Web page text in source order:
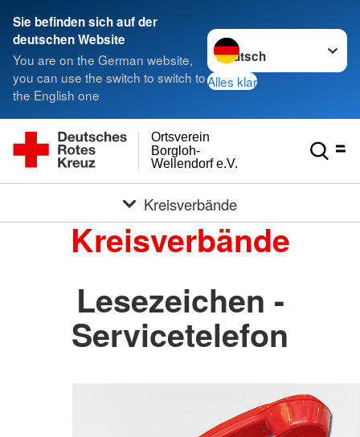
Sie befinden sich auf der
deutschen Website
You are on the German website,
you can use the switch to switch to
the English one
Sprache wechseln zu
Alles klar
Wellendorf e.V.
Borgloh-
Ortsverein
Kreisverbände
Kreisverbände
Lesezeichen -
Servicetelefon